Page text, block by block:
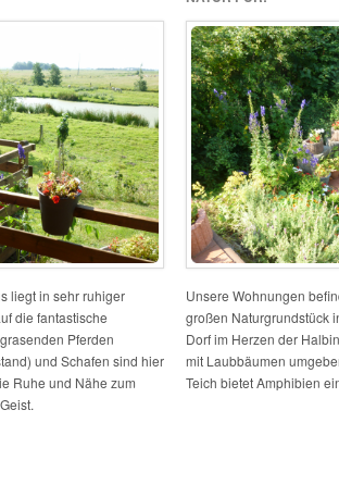
liegt in sehr ruhiger
die fantastische
Pferden
und Schafen sind hier
Ruhe und Nähe zum
Unsere Wohnungen
großen Naturgrundstück
Dorf im Herzen der
mit Laubbäumen
Teich bietet Amphibien